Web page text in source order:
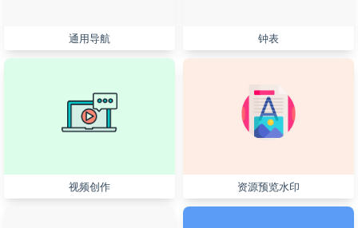
通用导航 钟表
视频创作 资源预览水印